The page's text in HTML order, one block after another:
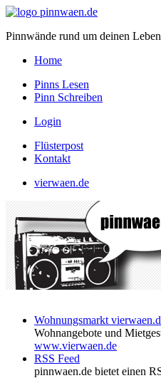
Pinnwände rund um deinen
Home
Pinns Lesen
Pinn Schreiben
Login
Flüsterpost
Kontakt
vierwaen.de
Wohnungsmarkt
Wohnangebote und
www.vierwaen.de
RSS Feed
pinnwaen.de bietet einen